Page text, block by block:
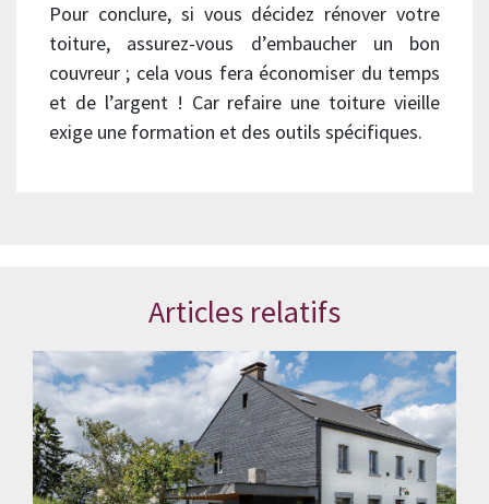
Pour conclure, si vous décidez rénover votre
toiture, assurez-vous d’embaucher un bon
couvreur ; cela vous fera économiser du temps
et de l’argent ! Car refaire une toiture vieille
exige une formation et des outils spécifiques.
Articles relatifs